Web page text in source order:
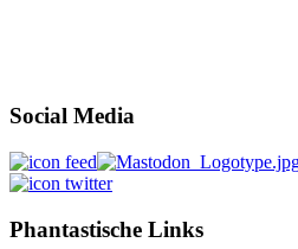
Social Media
Phantastische Links